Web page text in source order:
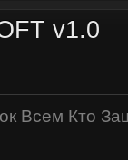
v1.0
Всем Кто